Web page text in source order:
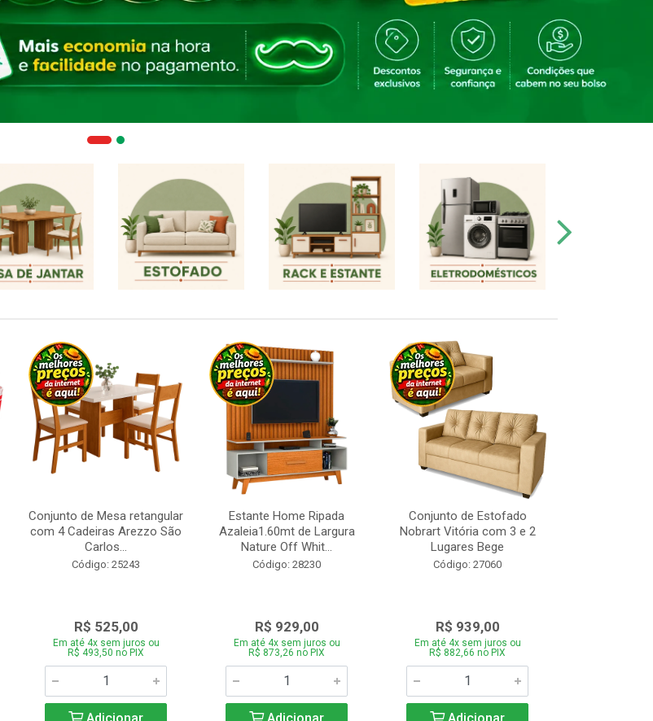
Conjunto de Mesa retangular
com 4 Cadeiras Arezzo São
Carlos...
Código: 25243
R$ 525,00
Em até 4x sem juros ou
R$ 493,50 no PIX
Estante Home Ripada
Azaleia1.60mt de Largura
Nature Off Whit...
Código: 28230
R$ 929,00
Em até 4x sem juros ou
R$ 873,26 no PIX
Conjunto de Estofado
Nobrart Vitória com 3 e 2
Lugares Bege
Código: 27060
R$ 939,00
Em até 4x sem juros ou
R$ 882,66 no PIX